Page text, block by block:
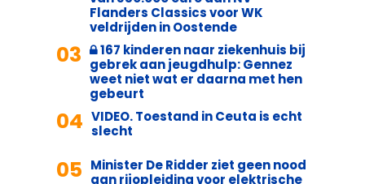
Flanders Classics voor WK
veldrijden in Oostende
03
167 kinderen naar ziekenhuis bij
gebrek aan jeugdhulp: Gennez
weet niet wat er daarna met hen
gebeurt
04 VIDEO. Toestand in Ceuta is echt
slecht
05 Minister De Ridder ziet geen nood
aan rijopleiding voor elektrische